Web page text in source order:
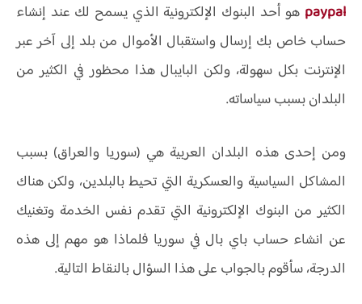
paypal هو أحد البنوك الإلكترونية الذي يسمح لك عند إنشاء
حساب خاص بك إرسال واستقبال الأموال من بلد إلى آخر عبر
الإنترنت بكل سهولة، ولكن البايبال هذا محظور في الكثير من
البلدان بسبب سياساته.
ومن إحدى هذه البلدان العربية هي (سوريا والعراق) بسبب
المشاكل السياسية والعسكرية التي تحيط بالبلدين، ولكن هناك
الكثير من البنوك الإلكترونية التي تقدم نفس الخدمة وتغنيك
عن انشاء حساب باي بال في سوريا فلماذا هو مهم إلى هذه
الدرجة، سأقوم بالجواب على هذا السؤال بالنقاط التالية.